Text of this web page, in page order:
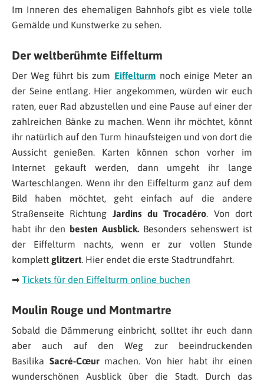
Im Inneren des ehemaligen Bahnhofs gibt es viele tolle
Gemälde und Kunstwerke zu sehen.
Der weltberühmte Eiffelturm
Der Weg führt bis zum Eiffelturm noch einige Meter an
der Seine entlang. Hier angekommen, würden wir euch
raten, euer Rad abzustellen und eine Pause auf einer der
zahlreichen Bänke zu machen. Wenn ihr möchtet, könnt
ihr natürlich auf den Turm hinaufsteigen und von dort die
Aussicht genießen. Karten können schon vorher im
Internet gekauft werden, dann umgeht ihr lange
Warteschlangen. Wenn ihr den Eiffelturm ganz auf dem
Bild haben möchtet, geht einfach auf die andere
Straßenseite Richtung Jardins du Trocadéro. Von dort
habt ihr den besten Ausblick.Besonders sehenswert ist
der Eiffelturm nachts, wenn er zur vollen Stunde
komplett glitzert. Hier endet die erste Stadtrundfahrt.
➡ Tickets für den Eiffelturm online buchen
Moulin Rouge und Montmartre
Sobald die Dämmerung einbricht, solltet ihr euch dann
aber auch auf den Weg zur beeindruckenden
Basilika Sacré-Cœurmachen. Von hier habt ihr einen
wunderschönen Ausblick über die Stadt. Durch das